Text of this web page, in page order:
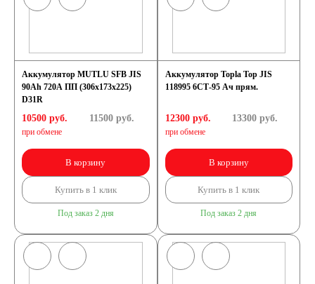
Аккумулятор MUTLU SFB JIS
90Ah 720A ПП (306x173x225)
D31R
10500 руб.
при обмене
11500руб.
В корзину
Купить в 1 клик
Под заказ 2 дня
Аккумулятор Topla Top JIS
118995 6СТ-95 Ач прям.
12300 руб.
при обмене
13300 руб.
В корзину
Купить в 1 клик
Под заказ 2 дня